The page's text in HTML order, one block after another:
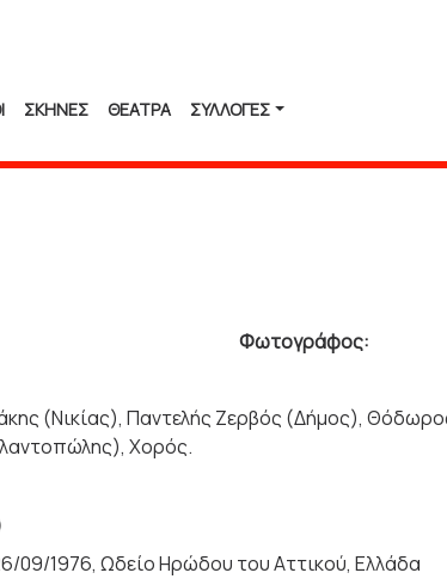
ΣΚΗΝΕΣ ΘΕΑΤΡΑ ΣΥΛΛΟΓΈΣ
Φωτογράφος:
(Νικίας), Παντελής Ζερβός (Δήμος),
Χορός.
09/1976, Ωδείο Ηρώδου του Αττικού, Ελλάδα